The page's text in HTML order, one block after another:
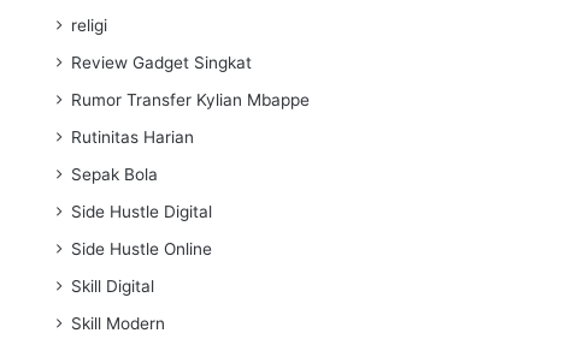
religi
Review Gadget Singkat
Rumor Transfer Kylian Mbappe
Rutinitas Harian
Sepak Bola
Side Hustle Digital
Side Hustle Online
Skill Digital
Skill Modern